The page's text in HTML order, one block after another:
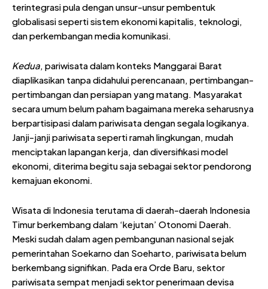
terintegrasi pula dengan unsur-unsur pembentuk
globalisasi seperti sistem ekonomi kapitalis, teknologi,
dan perkembangan media komunikasi.
Kedua , pariwisata dalam konteks Manggarai Barat
diaplikasikan tanpa didahului perencanaan, pertimbangan-
pertimbangan dan persiapan yang matang. Masyarakat
secara umum belum paham bagaimana mereka seharusnya
berpartisipasi dalam pariwisata dengan segala logikanya.
Janji-janji pariwisata seperti ramah lingkungan, mudah
menciptakan lapangan kerja, dan diversifikasi model
ekonomi, diterima begitu saja sebagai sektor pendorong
kemajuan ekonomi.
Wisata di Indonesia terutama di daerah-daerah Indonesia
Timur berkembang dalam ‘kejutan’ Otonomi Daerah.
Meski sudah dalam agen pembangunan nasional sejak
pemerintahan Soekarno dan Soeharto, pariwisata belum
berkembang signifikan. Pada era Orde Baru, sektor
pariwisata sempat menjadi sektor penerimaan devisa